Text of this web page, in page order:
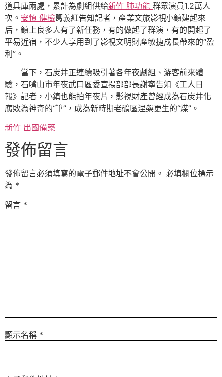
道具庫兩處，累計為劇組供給新竹 肺功能 群眾演員1.2萬人
次。 安慎 健檢葛義紅告知記者，產業文旅影視小鎮建起來
后，鎮上良多人有了新任務，有的做起了群演，有的開起了
平易近宿，不少人享用到了影視文明財產敏捷成長帶來的“盈
利”。
當下，石炭井正連續吸引著各年夜劇組、游客前來體
驗，石嘴山市年夜武口區委宣揚部部長謝寧告知《工人日
報》記者，小鎮也能拍年夜片，影視財產曾經成為石炭井化
腐敗為神奇的“筆”，成為新時期老礦區涅槃更生的“煤”。
新竹 出國備藥
發佈留言
發佈留言必須填寫的電子郵件地址不會公開。 必填欄位標示
為 *
留言 *
顯示名稱 *